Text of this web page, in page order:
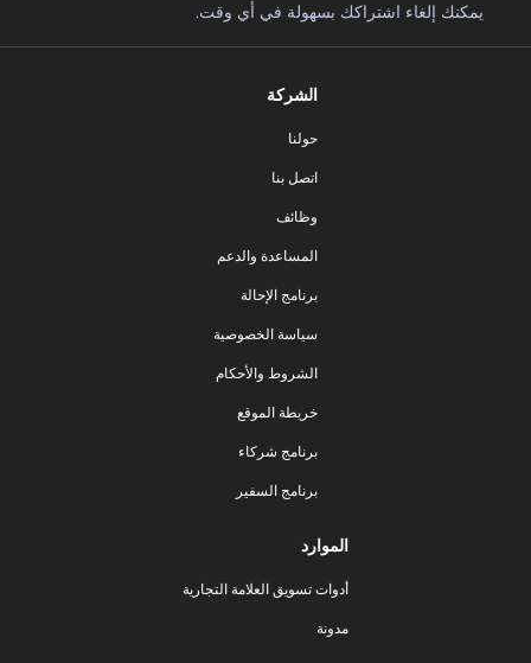
يمكنك إلغاء اشتراكك بسهولة في أي وقت.
الشركة
حولنا
اتصل بنا
وظائف
المساعدة والدعم
برنامج الإحالة
سياسة الخصوصية
الشروط والأحكام
خريطة الموقع
برنامج شركاء
برنامج السفير
الموارد
أدوات تسويق العلامة التجارية
مدونة